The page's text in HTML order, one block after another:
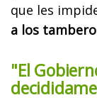
que les
a los
"El